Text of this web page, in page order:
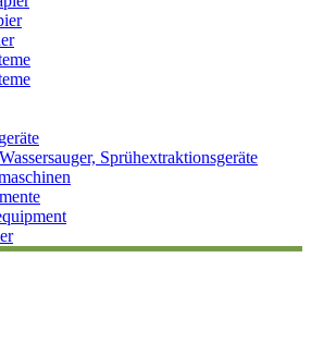
Sprühextraktionsgeräte